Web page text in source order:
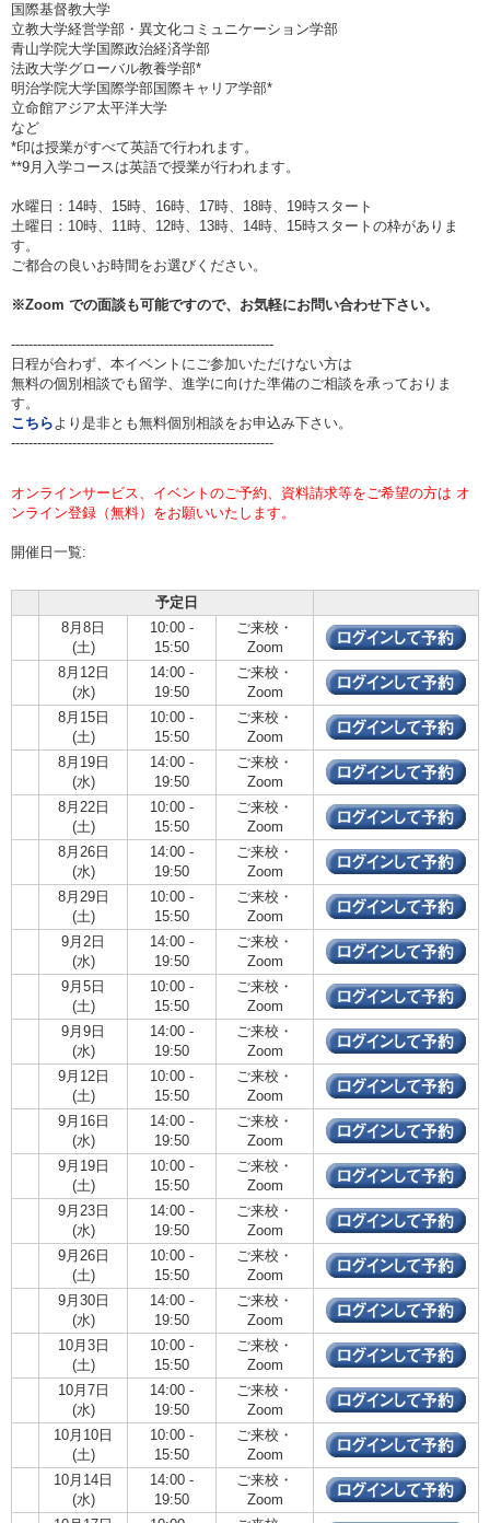
国際基督教大学
立教大学経営学部・異文化コミュニケーション学部
青山学院大学国際政治経済学部
法政大学グローバル教養学部*
明治学院大学国際学部国際キャリア学部*
立命館アジア太平洋大学
など
*印は授業がすべて英語で行われます。
**9月入学コースは英語で授業が行われます。
水曜日：14時、15時、16時、17時、18時、19時スタート
土曜日：10時、11時、12時、13時、14時、15時スタートの枠がありま
す。
ご都合の良いお時間をお選びください。
※Zoom での面談も可能ですので、お気軽にお問い合わせ下さい。
------------------------------------------------------------
日程が合わず、本イベントにご参加いただけない方は
無料の個別相談でも留学、進学に向けた準備のご相談を承っておりま
す。
こちらより是非とも無料個別相談をお申込み下さい。
------------------------------------------------------------
オンラインサービス、イベントのご予約、資料請求等をご希望の方は オ
ンライン登録（無料）をお願いいたします。
開催日一覧:
予定日
8月8日
(土)
10:00 -
15:50
ご来校・
Zoom
8月12日
(水)
14:00 -
19:50
ご来校・
Zoom
8月15日
(土)
10:00 -
15:50
ご来校・
Zoom
8月19日
(水)
14:00 -
19:50
ご来校・
Zoom
8月22日
(土)
10:00 -
15:50
ご来校・
Zoom
8月26日
(水)
14:00 -
19:50
ご来校・
Zoom
8月29日
(土)
10:00 -
15:50
ご来校・
Zoom
9月2日
(水)
14:00 -
19:50
ご来校・
Zoom
9月5日
(土)
10:00 -
15:50
ご来校・
Zoom
9月9日
(水)
14:00 -
19:50
ご来校・
Zoom
9月12日
(土)
10:00 -
15:50
ご来校・
Zoom
9月16日
(水)
14:00 -
19:50
ご来校・
Zoom
9月19日
(土)
10:00 -
15:50
ご来校・
Zoom
9月23日
(水)
14:00 -
19:50
ご来校・
Zoom
9月26日
(土)
10:00 -
15:50
ご来校・
Zoom
9月30日
(水)
14:00 -
19:50
ご来校・
Zoom
10月3日
(土)
10:00 -
15:50
ご来校・
Zoom
10月7日
(水)
14:00 -
19:50
ご来校・
Zoom
10月10日
(土)
10:00 -
15:50
ご来校・
Zoom
10月14日
(水)
14:00 -
19:50
ご来校・
Zoom